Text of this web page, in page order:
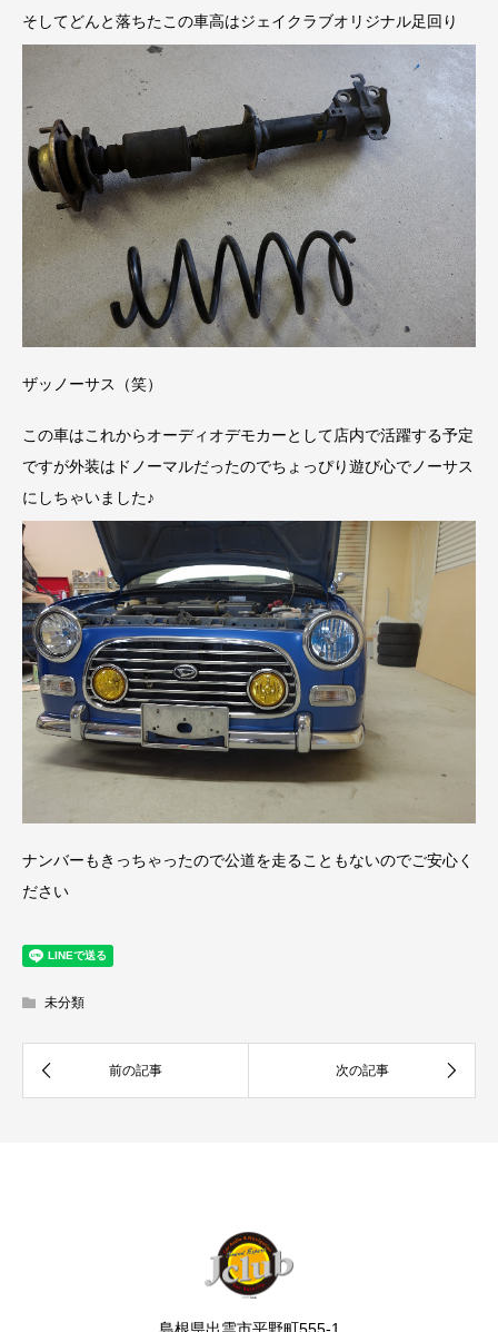
そしてどんと落ちたこの車高はジェイクラブオリジナル足回り
ザッノーサス（笑）
この車はこれからオーディオデモカーとして店内で活躍する予定
ですが外装はドノーマルだったのでちょっぴり遊び心でノーサス
にしちゃいました♪
ナンバーもきっちゃったので公道を走ることもないのでご安心く
ださい
未分類
島根県出雲市平野町555-1